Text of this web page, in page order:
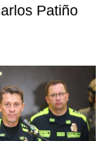
Patiño